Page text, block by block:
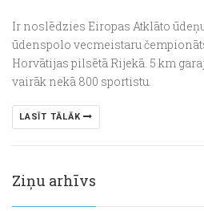
Ir noslēdzies Eiropas Atklāto
ūdenspolo vecmeistaru
Horvātijas pilsētā Rijekā. 5 km
vairāk nekā 800 sportistu.
LASĪT TĀLĀK
Ziņu arhīvs